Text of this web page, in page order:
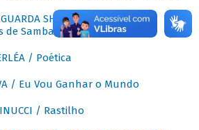
SHOW DA MANGUEIRA /
de Samba
/ Poética
/ Eu Vou Ganhar o Mundo
/ Rastilho